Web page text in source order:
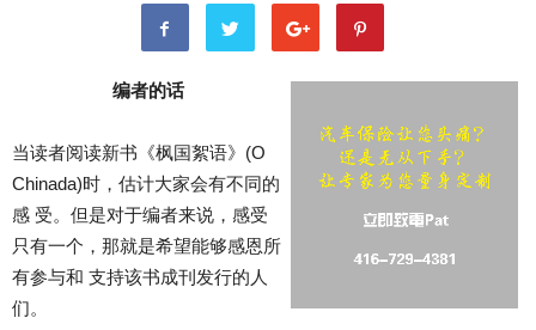
编者的话
当读者阅读新书《枫国絮语》(O
Chinada)时，估计大家会有不同的
感 受。但是对于编者来说，感受
只有一个，那就是希望能够感恩所
有参与和 支持该书成刊发行的人
们。